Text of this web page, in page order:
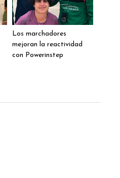
Los marchadores
mejoran la reactividad
con Powerinstep